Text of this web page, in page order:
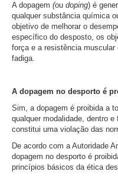
A dopagem (ou doping) é
qualquer substância química
objetivo de melhorar o
específico do desposto, os
força e a resistência
fadiga.
A dopagem no desporto é
Sim, a dopagem é proibida a
qualquer modalidade, dentro
constitui uma violação das
De acordo com a Autoridade
dopagem no desporto é
princípios básicos da ética